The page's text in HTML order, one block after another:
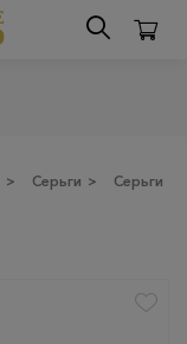
> Серьги >
Серьги